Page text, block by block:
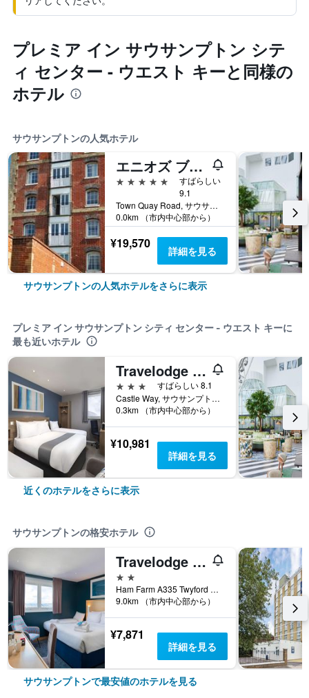
プレミア イン サウサンプトン シテ
ィ センター - ウエスト キーと同様の
ホテル
サウサンプトンの人気ホテル
エニオズ ブティック ホテル
5つ星
すばらしい
9.1
Town Quay Road, サウサンプトン, イギリス
0.0km （市内中心部から）
¥19,570 詳細を見る
サウサンプトンの人気ホテルをさらに表示
プレミア イン サウサンプトン シティ センター - ウエスト キーに
最も近いホテル
Travelodge Southampton Central
3つ星
すばらしい 8.1
Castle Way, サウサンプトン, イギリス
0.3km （市内中心部から）
¥10,981
詳細を見る
近くのホテルをさらに表示
サウサンプトンの格安ホテル
Travelodge Southampton Eastleigh
2つ星
Ham Farm A335 Twyford Road, サウサンプトン, イギリス
9.0km （市内中心部から）
¥7,871
詳細を見る
サウサンプトンで最安値のホテルを見る